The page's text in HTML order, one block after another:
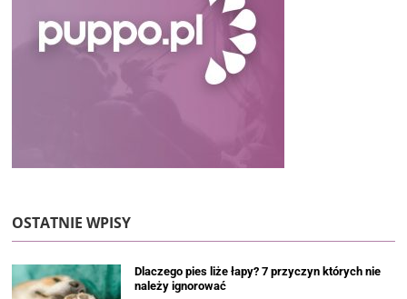
OSTATNIE WPISY
Dlaczego pies liże łapy? 7 przyczyn których nie
należy ignorować